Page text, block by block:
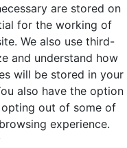
are stored on
for the working of
We also use third-
and understand how
will be stored in your
also have the option
out of some of
experience.